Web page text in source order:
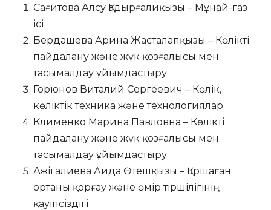
Сағитова Алсу Қадырғалиқызы – Мұнай-газ
ісі
Бердашева Арина Жасталапқызы – Көлікті
пайдалану және жүк қозғалысы мен
тасымалдау ұйымдастыру
Горюнов Виталий Сергеевич – Көлік,
көліктік техника және технологиялар
Клименко Марина Павловна – Көлікті
пайдалану және жүк қозғалысы мен
тасымалдау ұйымдастыру
Ажігалиева Аида Өтешқызы – Қоршаған
ортаны қорғау және өмір тіршілігінің
қауіпсіздігі